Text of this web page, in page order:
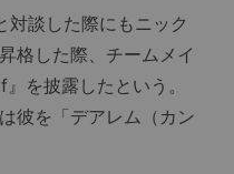
談した際にもニック
格した際、チームメイ
を披露したという。
彼を「デアレム（カン